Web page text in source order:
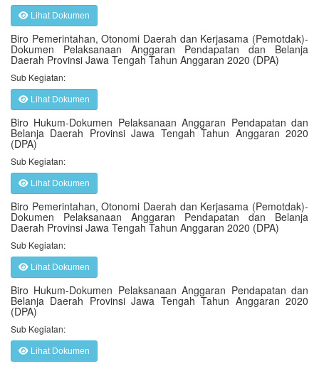
Lihat Dokumen
Biro Pemerintahan, Otonomi Daerah dan Kerjasama (Pemotdak)-
Dokumen Pelaksanaan Anggaran Pendapatan dan Belanja
Daerah Provinsi Jawa Tengah Tahun Anggaran 2020 (DPA)
Sub Kegiatan:
Lihat Dokumen
Biro Hukum-Dokumen Pelaksanaan Anggaran Pendapatan dan
Belanja Daerah Provinsi Jawa Tengah Tahun Anggaran 2020
(DPA)
Sub Kegiatan:
Lihat Dokumen
Biro Pemerintahan, Otonomi Daerah dan Kerjasama (Pemotdak)-
Dokumen Pelaksanaan Anggaran Pendapatan dan Belanja
Daerah Provinsi Jawa Tengah Tahun Anggaran 2020 (DPA)
Sub Kegiatan:
Lihat Dokumen
Biro Hukum-Dokumen Pelaksanaan Anggaran Pendapatan dan
Belanja Daerah Provinsi Jawa Tengah Tahun Anggaran 2020
(DPA)
Sub Kegiatan:
Lihat Dokumen